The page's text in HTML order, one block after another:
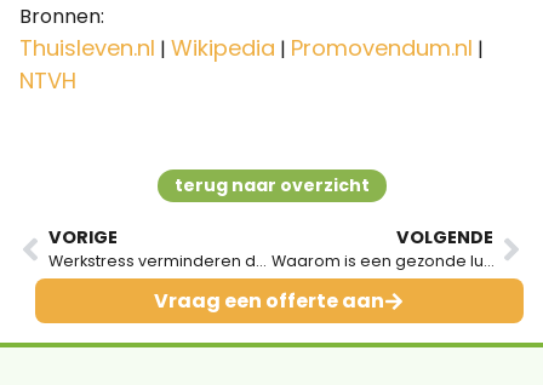
Vraag een offerte aan
Bronnen:
Thuisleven.nl | Wikipedia | Promovendum.nl |
NTVH
terug naar overzicht
VORIGE
Werkstress verminderen doe je zo (6 tips)
VOLGENDE
Waarom is een gezonde lunch op het werk belangrijk? 6 redenen!